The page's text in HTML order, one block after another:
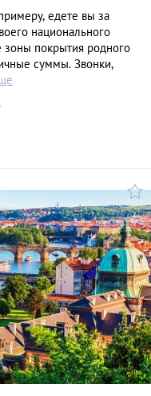
едете вы за
национального
зоны покрытия родного
суммы. Звонки,